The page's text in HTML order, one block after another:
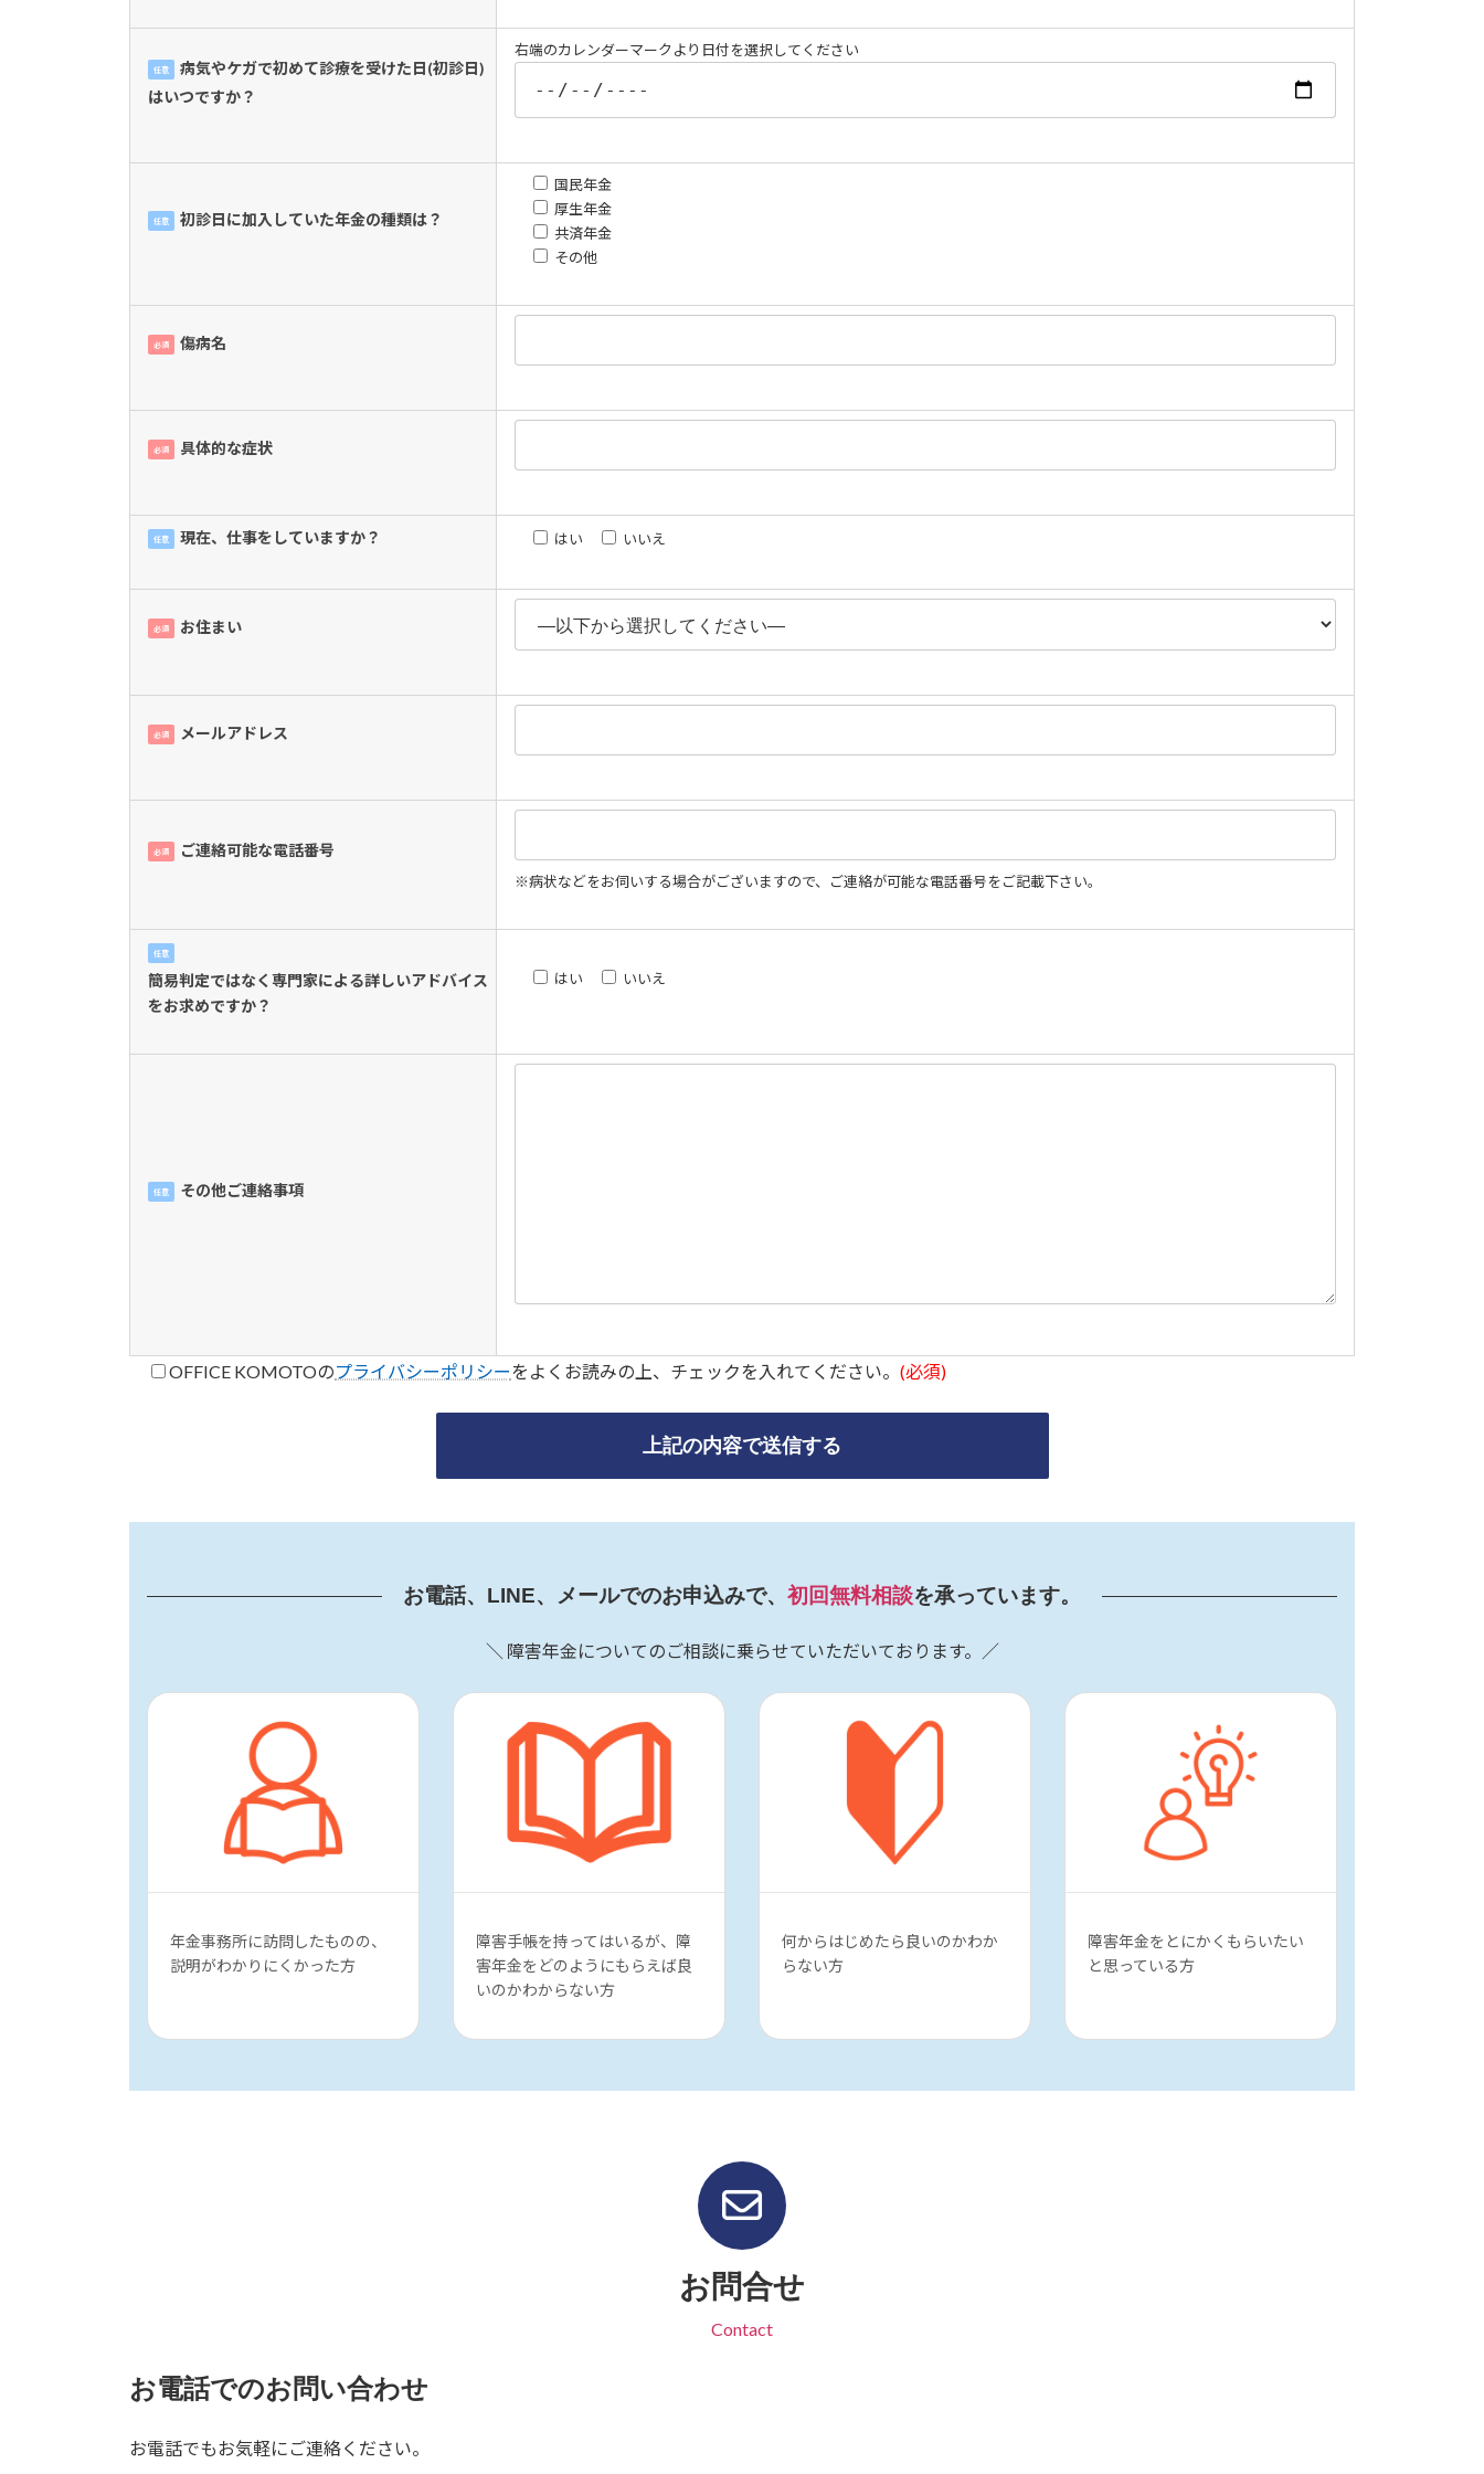
任意
病気やケガで初めて診療を受けた日(初診日)
はいつですか？
右端のカレンダーマークより日付を選択してください
任意 初診日に加入していた年金の種類は？
国民年金
厚生年金
共済年金
その他
必須 傷病名
必須 具体的な症状
任意 現在、仕事をしていますか？ はい いいえ
必須 お住まい
必須 メールアドレス
必須 ご連絡可能な電話番号
※病状などをお伺いする場合がございますので、ご連絡が可能な電話番号をご記載下さい。
任意
簡易判定ではなく専門家による詳しいアドバイス
をお求めですか？
はい いいえ
任意 その他ご連絡事項
OFFICE KOMOTOのプライバシーポリシーをよくお読みの上、チェックを入れてください。 (必須)
お電話、LINE、メールでのお申込みで、 初回無料相談を承っています。
＼ 障害年金についてのご相談に乗らせていただいております。／
年金事務所に訪問したものの、
説明がわかりにくかった方
障害手帳を持ってはいるが、障
害年金をどのようにもらえば良
いのかわからない方
何からはじめたら良いのかわか
らない方
障害年金をとにかくもらいたい
と思っている方
お問合せ
Contact
お電話でのお問い合わせ
お電話でもお気軽にご連絡ください。